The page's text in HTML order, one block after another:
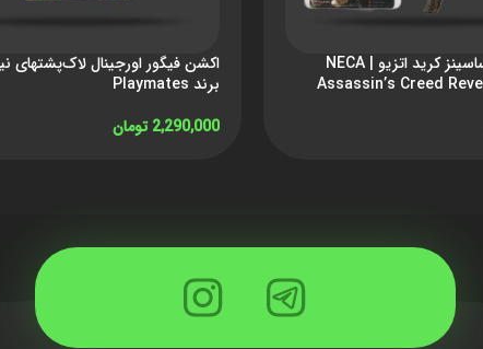
اکشن فیگور اساسینز کرید اتزیو | NECA
Assassin’s Creed
اکشن فیگور اورجینال لاک‌پشتهای
برند Playmates
2,290,000 تومان